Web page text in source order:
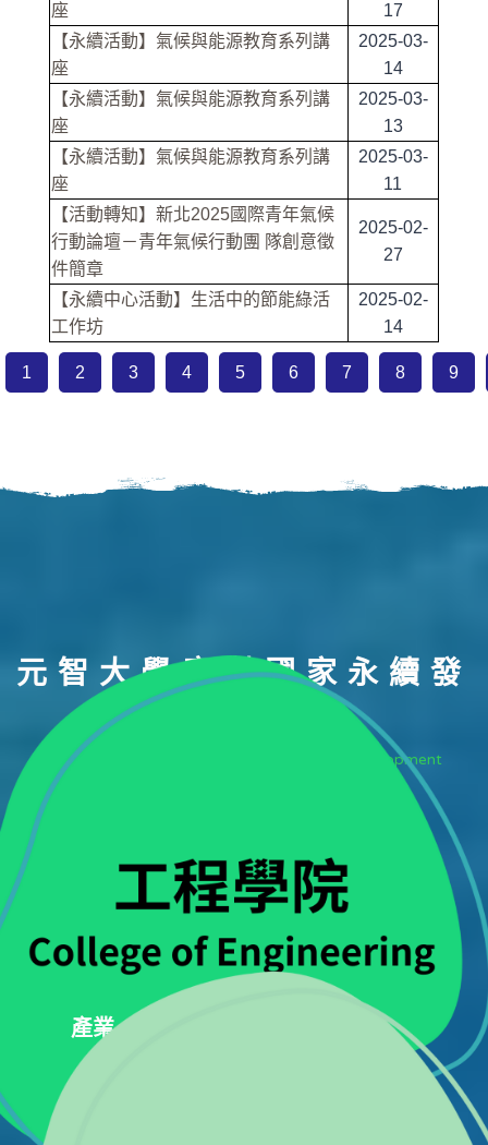
座
17
【永續活動】氣候與能源教育系列講
座
2025-03-
14
【永續活動】氣候與能源教育系列講
座
2025-03-
13
【永續活動】氣候與能源教育系列講
座
2025-03-
11
【活動轉知】新北2025國際青年氣候
行動論壇－青年氣候行動團 隊創意徵
件簡章
2025-02-
27
【永續中心活動】生活中的節能綠活
工作坊
2025-02-
14
1 2 3 4 5 6 7 8 9
元智大學應對國家永續發
YZU's Response to National Sustainable Development
產業、創新與基礎設